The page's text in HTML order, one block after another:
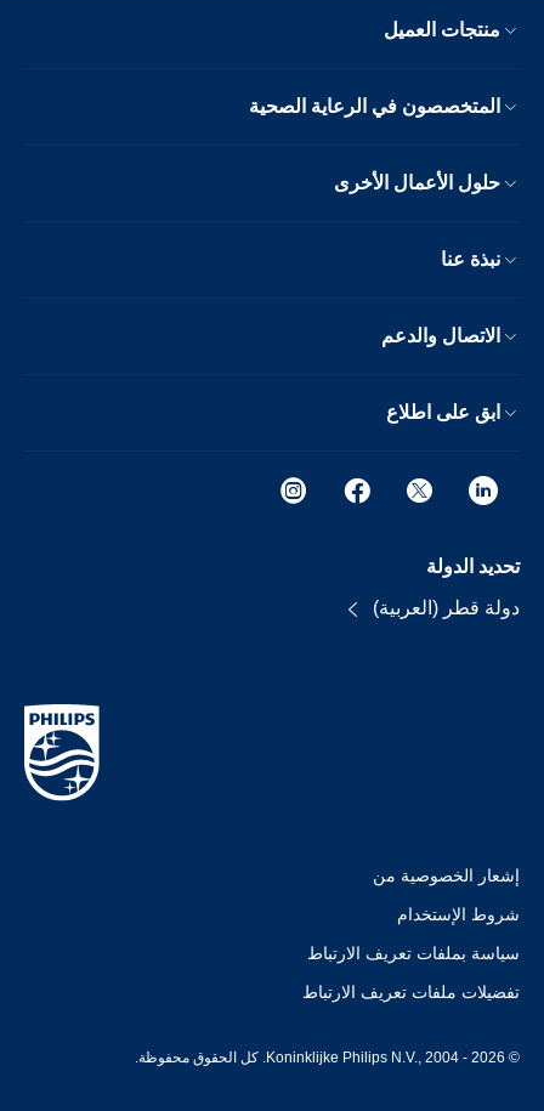
منتجات العميل
المتخصصون في الرعاية الصحية
حلول الأعمال الأخرى
نبذة عنا
الاتصال والدعم
ابق على اطلاع
تحديد الدولة
دولة قطر (العربية)
إشعار الخصوصية من
شروط الإستخدام
سياسة بملفات تعريف الارتباط
تفضيلات ملفات تعريف الارتباط
© Koninklijke Philips N.V., 2004 - 2026. كل الحقوق محفوظة.